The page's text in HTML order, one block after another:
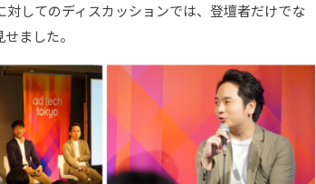
してのディスカッションでは、登壇者だけでな
ました。